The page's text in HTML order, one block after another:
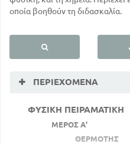
οποία βοηθούν τη διδασκαλία.
ΠΕΡΙΕΧΌΜΕΝΑ
ΦΥΣΙΚΗ ΠΕΙΡΑΜΑΤΙΚΗ
ΜΕΡΟΣ Α'
ΘΕΡΜΟΤΗΣ